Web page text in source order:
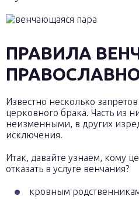
ПРАВИЛА
Известно несколько
церковного брака. Часть из
неизменными, в других
исключения.
Итак, давайте узнаем, кому
отказать в услуге венчания?
кровным